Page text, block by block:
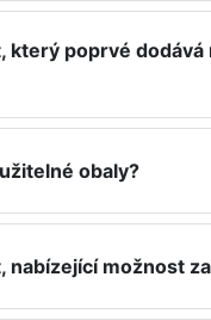
který poprvé
obaly?
nabízející možnost